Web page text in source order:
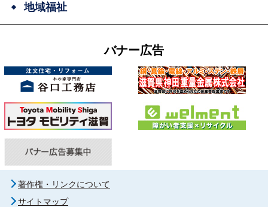
地域福祉
バナー広告
著作権・リンクについて
サイトマップ